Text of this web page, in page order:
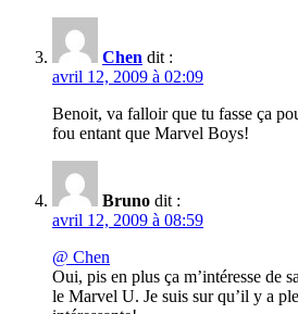
Chen dit :
avril 12, 2009 à 02:09
Benoit, va falloir que tu fasse ça
fou entant que Marvel Boys!
Bruno dit :
avril 12, 2009 à 08:59
@ Chen
Oui, pis en plus ça m’intéresse de
le Marvel U. Je suis sur qu’il y a